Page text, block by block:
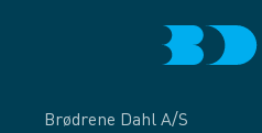
Brødrene Dahl A/S